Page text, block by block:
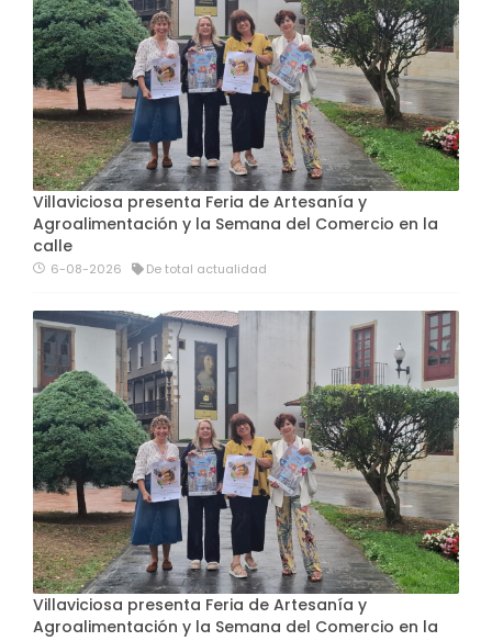
Villaviciosa presenta Feria de Artesanía y
Agroalimentación y la Semana del Comercio en la
calle
6-08-2026 De total actualidad
Villaviciosa presenta Feria de Artesanía y
Agroalimentación y la Semana del Comercio en la